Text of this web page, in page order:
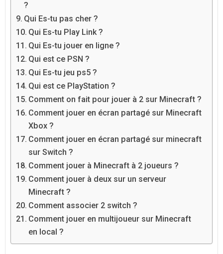
?
Qui Es-tu pas cher ?
Qui Es-tu Play Link ?
Qui Es-tu jouer en ligne ?
Qui est ce PSN ?
Qui Es-tu jeu ps5 ?
Qui est ce PlayStation ?
Comment on fait pour jouer à 2 sur Minecraft ?
Comment jouer en écran partagé sur Minecraft
Xbox ?
Comment jouer en écran partagé sur minecraft
sur Switch ?
Comment jouer à Minecraft à 2 joueurs ?
Comment jouer à deux sur un serveur
Minecraft ?
Comment associer 2 switch ?
Comment jouer en multijoueur sur Minecraft
en local ?